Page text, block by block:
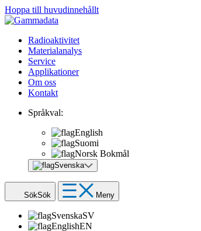
Hoppa till huvudinnehållt
Radioaktivitet
Materialanalys
Service
Applikationer
Om oss
Kontakt
Språkval:
English
Suomi
Norsk Bokmål
Svenska
SökSök Meny
SvenskaSV
EnglishEN